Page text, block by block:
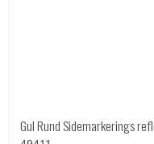
Gul Rund Sidemarkerings